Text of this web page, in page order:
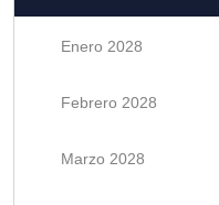
Enero 2028
Febrero 2028
Marzo 2028